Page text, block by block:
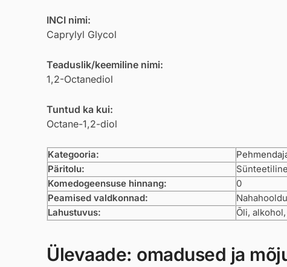
INCI nimi:
Caprylyl Glycol
Teaduslik/keemiline nimi:
1,2-Octanediol
Tuntud ka kui:
Octane-1,2-diol
Kategooria:
Päritolu:
Komedogeensuse hinnang:
0
Peamised valdkonnad:
Lahustuvus:
Õli,
Ülevaade: omadused ja